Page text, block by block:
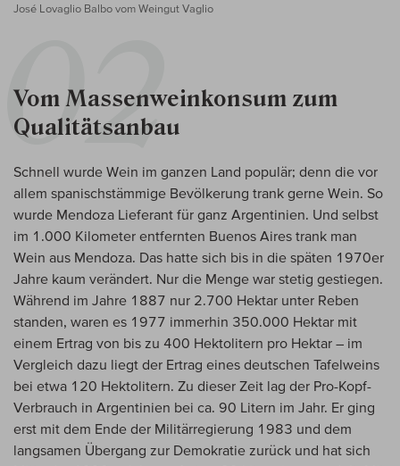
José Lovaglio Balbo vom Weingut Vaglio
Vom Massenweinkonsum zum
Qualitätsanbau
Schnell wurde Wein im ganzen Land populär; denn die vor
allem spanischstämmige Bevölkerung trank gerne Wein. So
wurde Mendoza Lieferant für ganz Argentinien. Und selbst
im 1.000 Kilometer entfernten Buenos Aires trank man
Wein aus Mendoza. Das hatte sich bis in die späten 1970er
Jahre kaum verändert. Nur die Menge war stetig gestiegen.
Während im Jahre 1887 nur 2.700 Hektar unter Reben
standen, waren es 1977 immerhin 350.000 Hektar mit
einem Ertrag von bis zu 400 Hektolitern pro Hektar – im
Vergleich dazu liegt der Ertrag eines deutschen Tafelweins
bei etwa 120 Hektolitern. Zu dieser Zeit lag der Pro-Kopf-
Verbrauch in Argentinien bei ca. 90 Litern im Jahr. Er ging
erst mit dem Ende der Militärregierung 1983 und dem
langsamen Übergang zur Demokratie zurück und hat sich